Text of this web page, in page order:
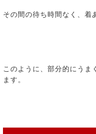
その間の待ち時間なく、着
このように、部分的にうま
ます。